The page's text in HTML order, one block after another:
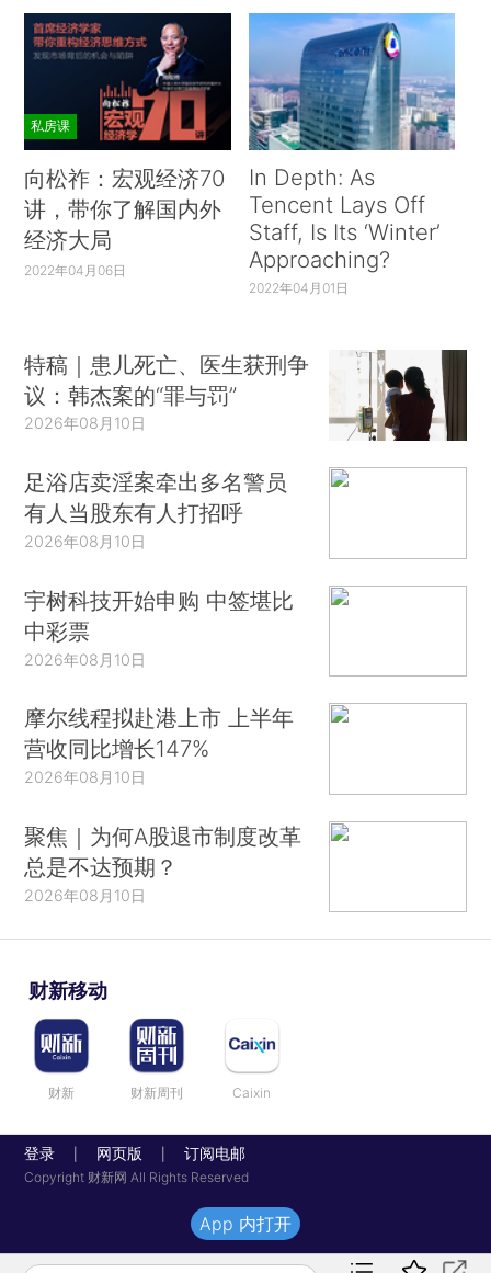
私房课
向松祚：宏观经济70
讲，带你了解国内外
经济大局
2022年04月06日
In Depth: As
Tencent Lays Off
Staff, Is Its ‘Winter’
Approaching?
2022年04月01日
特稿｜患儿死亡、医生获刑争
议：韩杰案的“罪与罚”
2026年08月10日
足浴店卖淫案牵出多名警员
有人当股东有人打招呼
2026年08月10日
宇树科技开始申购 中签堪比
中彩票
2026年08月10日
摩尔线程拟赴港上市 上半年
营收同比增长147%
2026年08月10日
聚焦｜为何A股退市制度改革
总是不达预期？
2026年08月10日
财新移动
财新 财新周刊 Caixin
登录 网页版 订阅电邮
Copyright 财新网 All Rights Reserved
App 内打开